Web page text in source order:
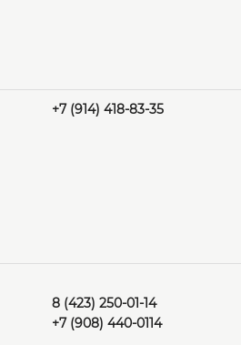
+7 (914) 418-83-35
8 (423) 250-01-14
+7 (908) 440-0114